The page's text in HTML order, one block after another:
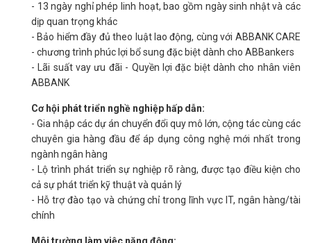
- 13 ngày nghỉ phép linh hoạt, bao gồm ngày sinh nhật và các
dịp quan trọng khác
- Bảo hiểm đầy đủ theo luật lao động, cùng với ABBANK CARE
- chương trình phúc lợi bổ sung đặc biệt dành cho ABBankers
- Lãi suất vay ưu đãi - Quyền lợi đặc biệt dành cho nhân viên
ABBANK
Cơ hội phát triển nghề nghiệp hấp dẫn:
- Gia nhập các dự án chuyển đổi quy mô lớn, cộng tác cùng các
chuyên gia hàng đầu để áp dụng công nghệ mới nhất trong
ngành ngân hàng
- Lộ trình phát triển sự nghiệp rõ ràng, được tạo điều kiện cho
cả sự phát triển kỹ thuật và quản lý
- Hỗ trợ đào tạo và chứng chỉ trong lĩnh vực IT, ngân hàng/tài
chính